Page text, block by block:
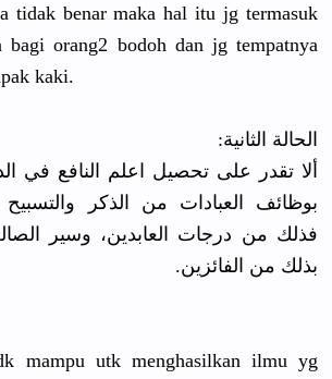
tidak benar maka hal itu jg termasuk
bagi orang2 bodoh dan jg tempatnya
kaki.
الحالة الثانية:
ألا تقدر على تحصيل اعلم النافع في
بوظائف العبادات من الذكر والتسبيح
فذلك من درجات العابدين، وسير
بذلك من الفائزين.
mampu utk menghasilkan ilmu yg